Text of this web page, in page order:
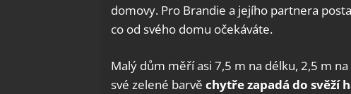
domovy. Pro Brandie a jejího partnera
co od svého domu očekáváte.
Malý dům měří asi 7,5 m na délku, 2,5 m
své zelené barvě chytře zapadá do svěží